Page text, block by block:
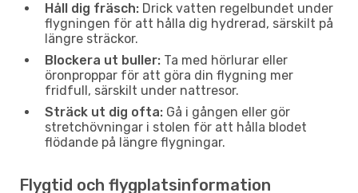
Håll dig fräsch: Drick vatten regelbundet under
flygningen för att hålla dig hydrerad, särskilt på
längre sträckor.
Blockera ut buller: Ta med hörlurar eller
öronproppar för att göra din flygning mer
fridfull, särskilt under nattresor.
Sträck ut dig ofta: Gå i gången eller gör
stretchövningar i stolen för att hålla blodet
flödande på längre flygningar.
Flygtid och flygplatsinformation